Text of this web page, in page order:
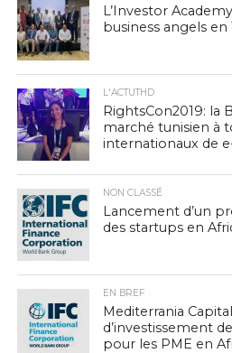
L’Investor
business angels en
L'ACTUTHD
RightsCon2019: la
marché tunisien à
internationaux de
NON CLASSÉ
Lancement d’un
des startups en
EN BREF
Mediterrania
d’investissement
pour les PME en